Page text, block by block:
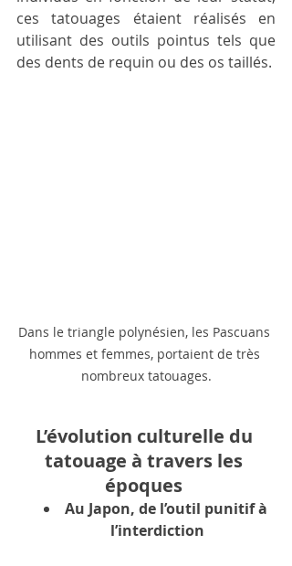
ces tatouages étaient réalisés en
utilisant des outils pointus tels que
des dents de requin ou des os taillés.
Dans le triangle polynésien, les Pascuans
hommes et femmes, portaient de très
nombreux tatouages.
L’évolution culturelle du
tatouage à travers les
époques
Au Japon, de l’outil punitif à
l’interdiction